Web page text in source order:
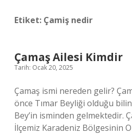
Etiket: Çamiş nedir
Çamaş Ailesi Kimdir
Tarih: Ocak 20, 2025
Çamaş ismi nereden gelir?
önce Tımar Beyliği olduğu
Bey’in isminden gelmektedir.
İlçemiz Karadeniz Bölgesinin